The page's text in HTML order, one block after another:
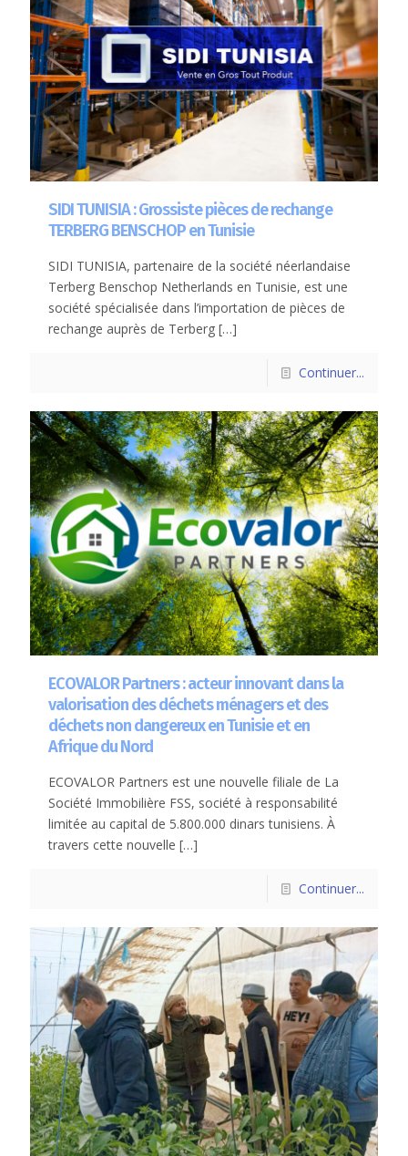
SIDI TUNISIA : Grossiste pièces de rechange
TERBERG BENSCHOP en Tunisie
SIDI TUNISIA, partenaire de la société néerlandaise
Terberg Benschop Netherlands en Tunisie, est une
société spécialisée dans l’importation de pièces de
rechange auprès de Terberg […]
Continuer...
ECOVALOR Partners : acteur innovant dans la
valorisation des déchets ménagers et des
déchets non dangereux en Tunisie et en
Afrique du Nord
ECOVALOR Partners est une nouvelle filiale de La
Société Immobilière FSS, société à responsabilité
limitée au capital de 5.800.000 dinars tunisiens. À
travers cette nouvelle […]
Continuer...